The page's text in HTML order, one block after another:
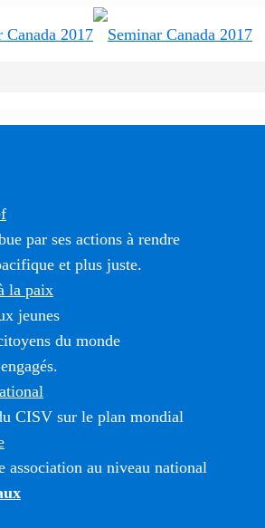
par ses actions à rendre
et plus juste.
la paix
jeunes
du monde
CISV sur le plan mondial
association au niveau national